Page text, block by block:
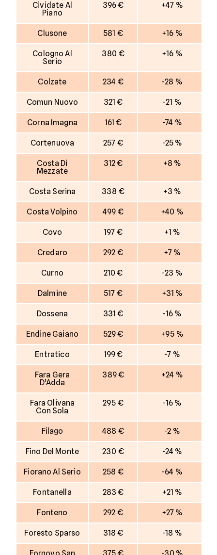
Cividate Al
Piano
396 € +47 %
Clusone 581 € +16 %
Cologno Al
Serio
380 € +16 %
Colzate 234 € -28 %
Comun Nuovo 321 € -21 %
Corna Imagna 161 € -74 %
Cortenuova 257 € -25 %
Costa Di
Mezzate
312 € +8 %
Costa Serina 338 € +3 %
Costa Volpino 499 € +40 %
Covo 197 € +1 %
Credaro 292 € +7 %
Curno 210 € -23 %
Dalmine 517 € +31 %
Dossena 331 € -16 %
Endine Gaiano 529 € +95 %
Entratico 199 € -7 %
Fara Gera
D'Adda
389 € +24 %
Fara Olivana
Con Sola
295 € -16 %
Filago 488 € -2 %
Fino Del Monte 230 € -24 %
Fiorano Al Serio 258 € -64 %
Fontanella 283 € +21 %
Fonteno 292 € +27 %
Foresto Sparso 318 € -18 %